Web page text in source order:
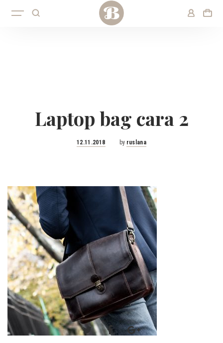
Laptop bag cara 2
Posted
12.11.2018 by ruslana